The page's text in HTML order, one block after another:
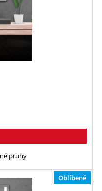
pruhy
Oblíbené